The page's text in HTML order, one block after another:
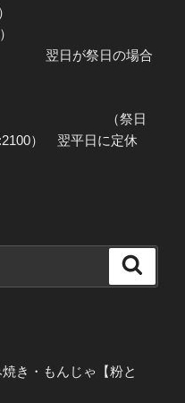
Lo:14:00）
翌日が祭日の場合
日 （祭日
） 翌平日に定休
き・もんじゃ【粉と